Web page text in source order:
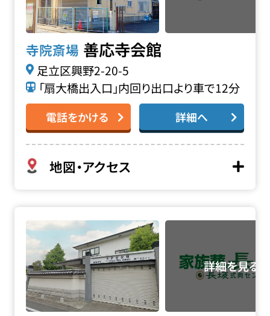
寺院斎場 善応寺会館
足立区興野2-20-5
「扇大橋出入口」内回り出口より車で12分
電話をかける 詳細へ
地図・アクセス